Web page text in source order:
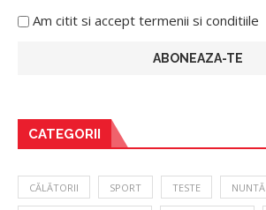
Am citit si accept termenii si conditiile
CATEGORII
CĂLĂTORII SPORT TESTE NUNTĂ